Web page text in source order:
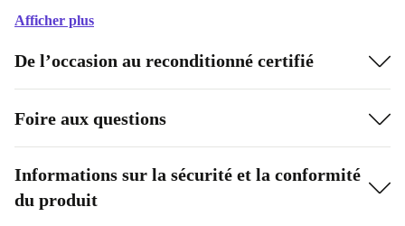
Afficher plus
De l’occasion au reconditionné certifié
Foire aux questions
Informations sur la sécurité et la conformité
du produit